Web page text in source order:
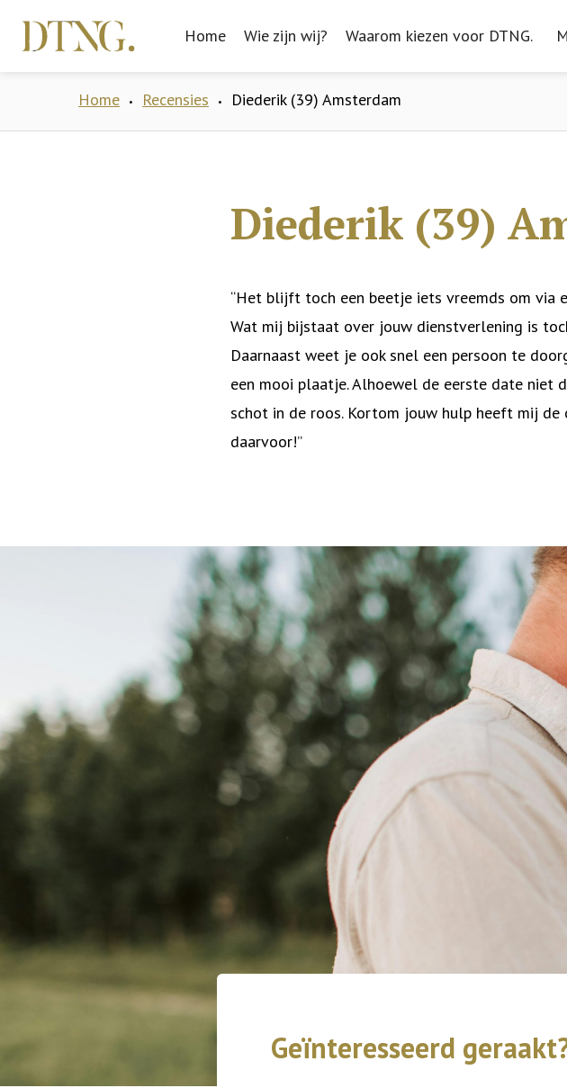
Home Wie zijn wij? Waarom kiezen voor DTNG.
Home Wie zijn wij? Waarom kiezen voor DTNG.
Home • Recensies • Diederik (39) Amsterdam
Diederik (39)
“Het blijft toch een beetje iets vreemds om via
Wat mij bijstaat over jouw dienstverlening is
Daarnaast weet je ook snel een persoon te
een mooi plaatje. Alhoewel de eerste date niet
schot in de roos. Kortom jouw hulp heeft mij de
daarvoor!”
Geïnteresseerd